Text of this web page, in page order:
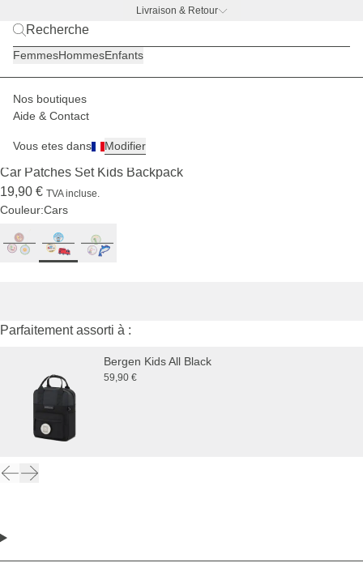
Livraison & Retour
BACK TO WORK |
FemmesHommesEnfants
Nos boutiques
Aide & Contact
Vous etes dans Modifier
Enfants Sacs à dos
(23)
Car Patches Set Kids Backpack
19,90 € TVA incluse.
Couleur:Cars
Parfaitement assorti à :
Bergen Kids All Black
59,90 €